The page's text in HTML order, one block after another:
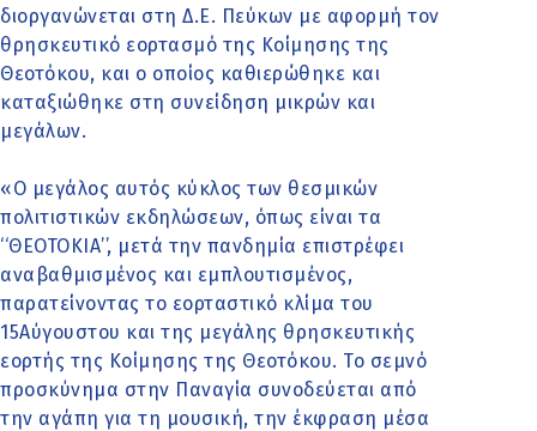
διοργανώνεται στη Δ.Ε. Πεύκων με αφορμή τον
θρησκευτικό εορτασμό της Κοίμησης της
Θεοτόκου, και ο οποίος καθιερώθηκε και
καταξιώθηκε στη συνείδηση μικρών και
μεγάλων.
«Ο μεγάλος αυτός κύκλος των θεσμικών
πολιτιστικών εκδηλώσεων, όπως είναι τα
‘‘ΘΕΟΤΟΚΙΑ’’, μετά την πανδημία επιστρέφει
αναβαθμισμένος και εμπλουτισμένος,
παρατείνοντας το εορταστικό κλίμα του
15Αύγουστου και της μεγάλης θρησκευτικής
εορτής της Κοίμησης της Θεοτόκου. Το σεμνό
προσκύνημα στην Παναγία συνοδεύεται από
την αγάπη για τη μουσική, την έκφραση μέσα